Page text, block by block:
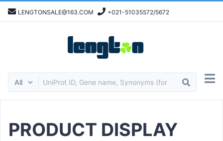
LENGTONSALE@163.COM +021-51035572/5672
PRODUCT DISPLAY